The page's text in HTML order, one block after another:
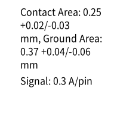
Contact Area: 0.25
+0.02/-0.03
mm Ground Area:
0.37 +0.04/-0.06
mm
Signal: 0.3 A/pin